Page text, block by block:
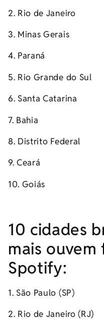
2. Rio de Janeiro
3. Minas Gerais
4. Paraná
5. Rio Grande do Sul
6. Santa Catarina
7. Bahia
8. Distrito Federal
9. Ceará
10. Goiás
10 cidades
mais ouvem
Spotify:
1. São Paulo (SP)
2. Rio de Janeiro (RJ)